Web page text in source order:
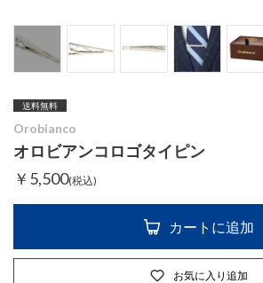
送料無料
Orobianco
オロビアンコロゴタイピン
￥5,500(税込)
カートに追加
お気に入り追加